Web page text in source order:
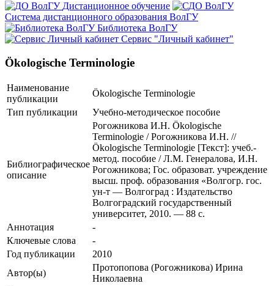
Дистанционное обучение
Система дистанционного образования ВолГУ
Библиотека ВолГУ
Сервис "Личный кабинет"
Ökologische Terminologie
Наименование
публикации
Ökologische Terminologie
Тип публикации
Учебно-методическое пособие
Библиографическое
описание
Рогожникова И.Н. Ökologische
Terminologie / Рогожникова И.Н. //
Ökologische Terminologie [Текст]: учеб.-
метод. пособие / Л.М. Генералова, И.Н.
Рогожникова; Гос. образоват. учреждение
высш. проф. образования «Волгогр. гос.
ун-т — Волгоград : Издательство
Волгоградский государственный
университет, 2010. — 88 с.
Аннотация
-
Ключевые cлова
-
Год публикации
2010
Автор(ы)
Протопопова (Рогожникова) Ирина
Николаевна